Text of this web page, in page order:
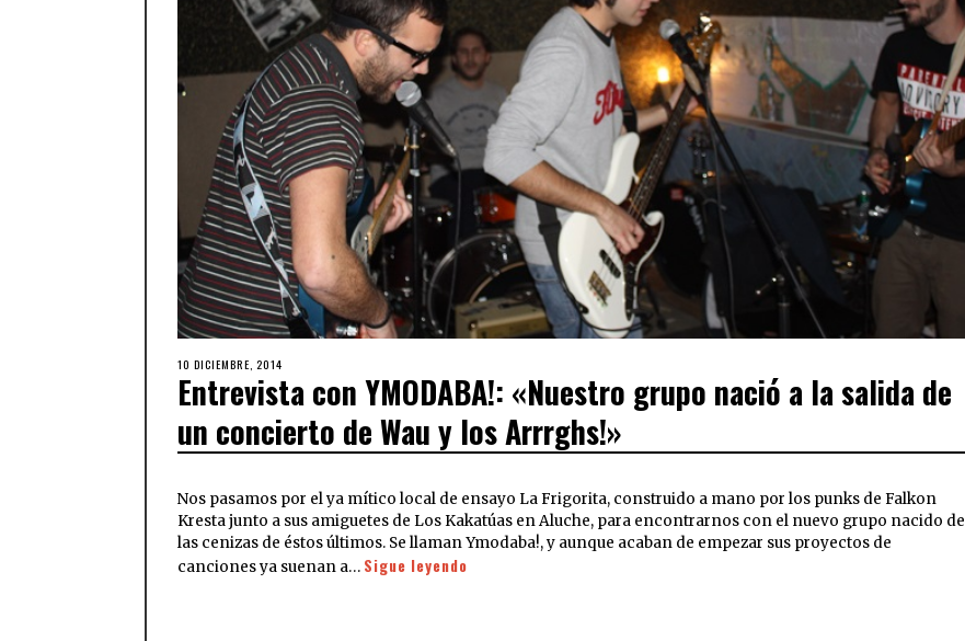
10 DICIEMBRE, 2014
Entrevista con YMODABA!: «Nuestro grupo nació a la salida de
un concierto de Wau y los Arrrghs!»
Nos pasamos por el ya mítico local de ensayo La Frigorita, construido a mano por los punks de Falkon
Kresta junto a sus amiguetes de Los Kakatúas en Aluche, para encontrarnos con el nuevo grupo nacido de
las cenizas de éstos últimos. Se llaman Ymodaba!, y aunque acaban de empezar sus proyectos de
canciones ya suenan a… Sigue leyendo